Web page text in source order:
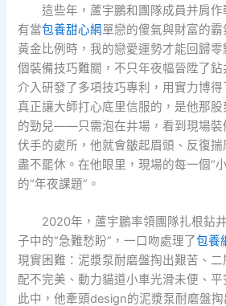
這些年，蘆宇鵬和團隊成員并肩作
有當包養甜心網 單戀的傻氣與財富的
黃金比例時，我的戀愛運勢才能回歸
個裝備技巧難關，不只年夜幅晉陞了
介入研發了多項技巧專利，用實力博
真正讓大師打心底里信服的，是他那股
的勁兒——只需泡在井場，看到現場裝
伏手的處所，他就會皺起眉頭、反復
盡不罷休。在他眼里，現場的每一個“
的“年夜課題”。
2020年，蘆宇鵬率領團隊扎根鉆
子中的“急難愁盼”，一口吻處理了包養
現實困難：泥漿泵耐磨盤掏出艱苦、
配不完美、動力貓道小車光滑未便、平
此中，他牽頭design的泥漿泵耐磨盤